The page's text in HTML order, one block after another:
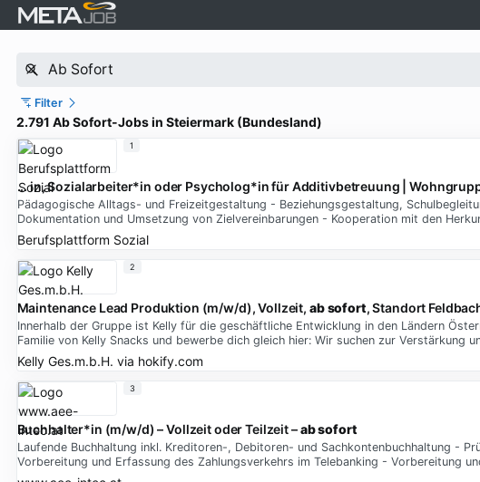
Filter
2.791 Ab Sofort-Jobs in Steiermark (Bundesland)
... in, Sozialarbeiter*in oder Psycholog*in für Additivbetreuung |
Pädagogische Alltags- und Freizeitgestaltung - Beziehungsgestaltung,
Dokumentation und Umsetzung von Zielvereinbarungen - Kooperation mit den
Berufsplattform Sozial
1
Maintenance Lead Produktion (m/w/d), Vollzeit, ab sofort, Standort
Innerhalb der Gruppe ist Kelly für die geschäftliche Entwicklung in den Ländern
Familie von Kelly Snacks und bewerbe dich gleich hier: Wir suchen zur
Kelly Ges.m.b.H. via hokify.com
2
Buchhalter*in (m/w/d) – Vollzeit oder Teilzeit –ab sofort
Laufende Buchhaltung inkl. Kreditoren-, Debitoren- und Sachkontenbuchhaltung -
Vorbereitung und Erfassung des Zahlungsverkehrs im Telebanking - Vorbereitung
3